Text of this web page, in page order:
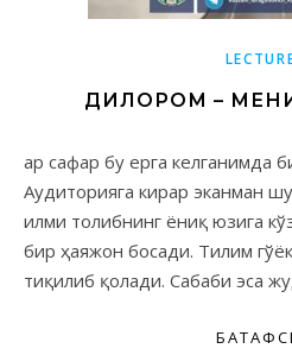
ДИЛОРОМ –
Аудиторияга кирар эканман
илми толибнинг ёниқ юзига
бир ҳаяжон босади. Тилим
тиқилиб қолади. Сабаби эса